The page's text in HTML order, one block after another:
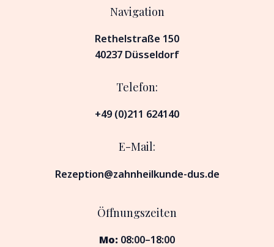
Navigation
Rethelstraße 150
40237 Düsseldorf
Telefon:
+49 (0)211 624140
E-Mail:
Rezeption@zahnheilkunde-dus.de
Öffnungszeiten
Mo: 08:00–18:00